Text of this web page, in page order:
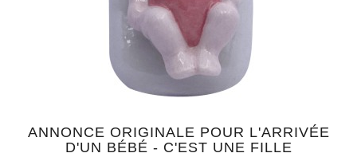
ANNONCE ORIGINALE POUR L'ARRIVÉE
D'UN BÉBÉ - C'EST UNE FILLE